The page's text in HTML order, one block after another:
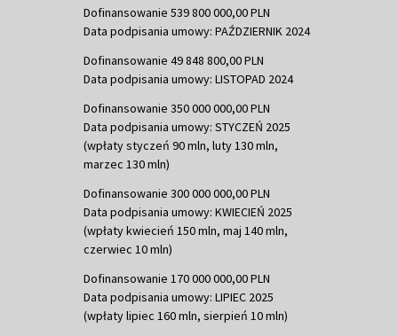
Dofinansowanie 539 800 000,00 PLN
Data podpisania umowy: PAŹDZIERNIK 2024
Dofinansowanie 49 848 800,00 PLN
Data podpisania umowy: LISTOPAD 2024
Dofinansowanie 350 000 000,00 PLN
Data podpisania umowy: STYCZEŃ 2025
(wpłaty styczeń 90 mln, luty 130 mln,
marzec 130 mln)
Dofinansowanie 300 000 000,00 PLN
Data podpisania umowy: KWIECIEŃ 2025
(wpłaty kwiecień 150 mln, maj 140 mln,
czerwiec 10 mln)
Dofinansowanie 170 000 000,00 PLN
Data podpisania umowy: LIPIEC 2025
(wpłaty lipiec 160 mln, sierpień 10 mln)